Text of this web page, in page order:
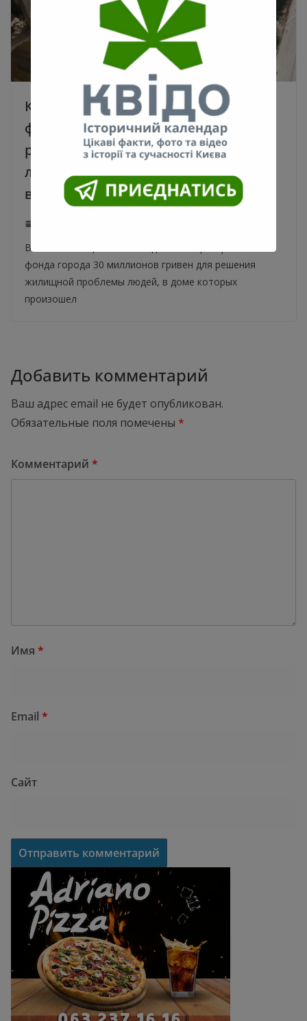
Киев готов выделить из резервного
фонда 30 миллионов гривен для
решения жилищной проблемы
людей, в доме которых произошел
взрыв
Власти столицы готова выделить из резервного
фонда города 30 миллионов гривен для решения
жилищной проблемы людей, в доме которых
произошел
Добавить комментарий
Ваш адрес email не будет опубликован.
Обязательные поля помечены *
Комментарий *
Имя *
Email *
Сайт